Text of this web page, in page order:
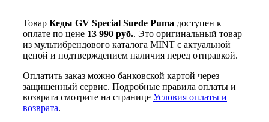
Товар Кеды GV Special Suede Puma доступен к
оплате по цене 13 990 руб.. Это оригинальный товар
из мультибрендового каталога MINT с актуальной
ценой и подтверждением наличия перед отправкой.
Оплатить заказ можно банковской картой через
защищенный сервис. Подробные правила оплаты и
возврата смотрите на странице Условия оплаты и
возврата.